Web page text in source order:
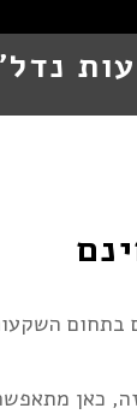
בתחום
כאן